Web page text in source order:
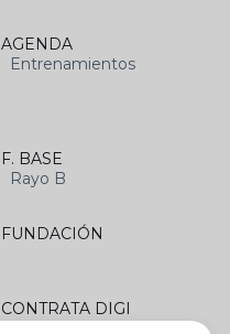
AGENDA
Entrenamientos
F. BASE
Rayo B
FUNDACIÓN
CONTRATA DIGI